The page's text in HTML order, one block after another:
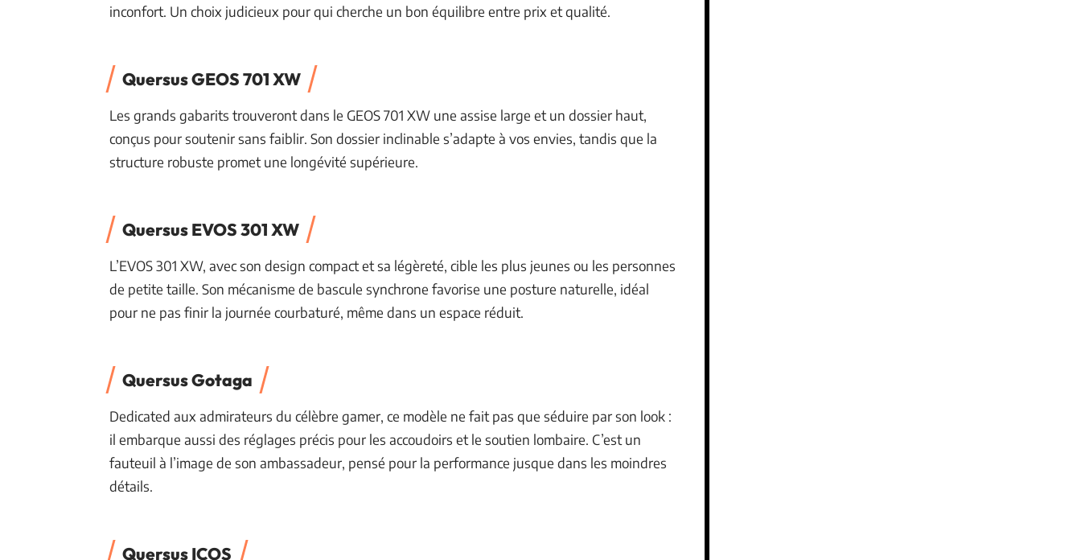
inconfort. Un choix judicieux pour qui cherche un bon équilibre entre prix et qualité.
Quersus GEOS 701 XW
Les grands gabarits trouveront dans le GEOS 701 XW une assise large et un dossier haut,
conçus pour soutenir sans faiblir. Son dossier inclinable s’adapte à vos envies, tandis que la
structure robuste promet une longévité supérieure.
Quersus EVOS 301 XW
L’EVOS 301 XW, avec son design compact et sa légèreté, cible les plus jeunes ou les personnes
de petite taille. Son mécanisme de bascule synchrone favorise une posture naturelle, idéal
pour ne pas finir la journée courbaturé, même dans un espace réduit.
Quersus Gotaga
Dedicated aux admirateurs du célèbre gamer, ce modèle ne fait pas que séduire par son look :
il embarque aussi des réglages précis pour les accoudoirs et le soutien lombaire. C’est un
fauteuil à l’image de son ambassadeur, pensé pour la performance jusque dans les moindres
détails.
Quersus ICOS